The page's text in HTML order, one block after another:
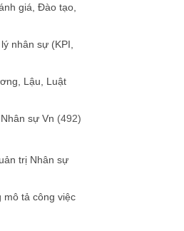
giá, Đào tạo,
nhân sự (KPI,
Lậu, Luật
sự Vn (492)
trị Nhân sự
mô tả công việc